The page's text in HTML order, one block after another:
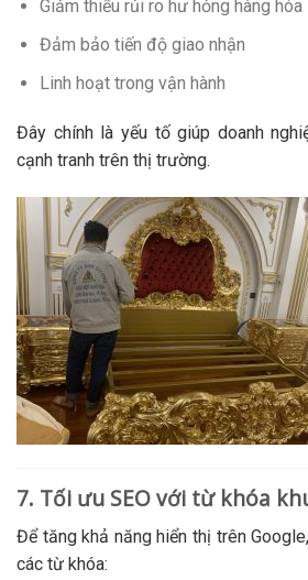
Giảm thiểu rủi ro hư hỏng hàng hóa
Đảm bảo tiến độ giao nhận
Linh hoạt trong vận hành
Đây chính là yếu tố giúp doanh
cạnh tranh trên thị trường.
7. Tối ưu SEO với từ khóa
Để tăng khả năng hiển thị trên
các từ khóa: